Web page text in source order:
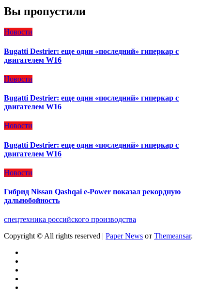
Вы пропустили
Новости
Bugatti Destrier: еще один «последний» гиперкар с
двигателем W16
Новости
Bugatti Destrier: еще один «последний» гиперкар с
двигателем W16
Новости
Bugatti Destrier: еще один «последний» гиперкар с
двигателем W16
Новости
Гибрид Nissan Qashqai e-Power показал рекордную
дальнобойность
спецтехника российского производства
Copyright © All rights reserved | Paper News от Themeansar.